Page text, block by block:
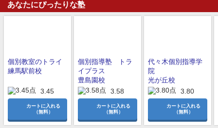
あなたにぴったりな塾
個別教室のトライ
練馬駅前校
3.45
カートに入れる
（無料）
個別指導塾 トラ
イプラス
豊島園校
3.58
カートに入れる
（無料）
代々木個別指導学
院
光が丘校
3.80
カートに入れる
（無料）